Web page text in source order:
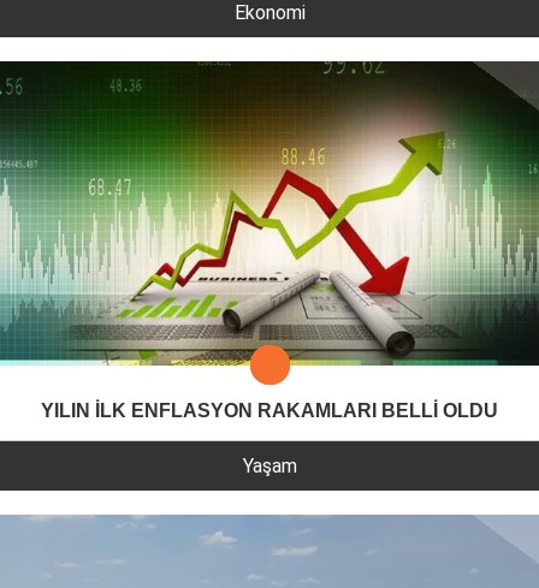
Ekonomi
YILIN İLK ENFLASYON RAKAMLARI BELLİ OLDU
Yaşam